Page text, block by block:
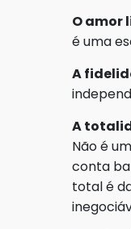
O amor
é uma
A
A
Não é
conta
total é